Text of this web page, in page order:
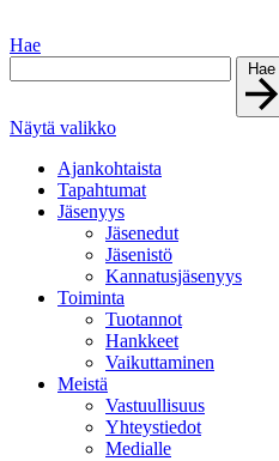
Hae
Hae
Näytä valikko
Ajankohtaista
Tapahtumat
Jäsenyys
Jäsenedut
Jäsenistö
Kannatusjäsenyys
Toiminta
Tuotannot
Hankkeet
Vaikuttaminen
Meistä
Vastuullisuus
Yhteystiedot
Medialle